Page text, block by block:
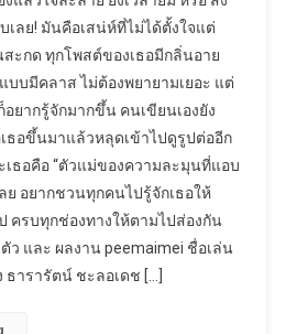
เลย! มันคือเสน่ห์ที่ไม่ได้ตั้งใจแต่
ะกด ทุกโพสต์ของเธอมีกลิ่นอาย
บบมีคลาส ไม่ต้องพยายามเยอะ แต่
ยากรู้จักมากขึ้น คนเขียนเองยัง
ธอขึ้นมาแล้วหลุดเข้าไปดูรูปต่ออีก
เธอคือ “ตัวแม่ของความละมุนที่แอบ
อยากชวนทุกคนไปรู้จักเธอให้
ครบทุกช่องทางให้ตามไปส่องกัน
ว และ ผลงาน peemaimei ชื่อเล่น
ารารัตน์ ชะลอเดช […]